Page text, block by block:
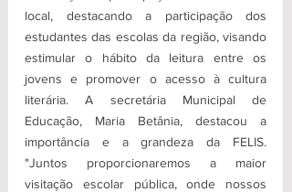
local, destacando a participação dos
estudantes das escolas da região, visando
estimular o hábito da leitura entre os
jovens e promover o acesso à cultura
literária. A secretária Municipal de
Educação, Maria Betânia, destacou a
importância e a grandeza da FELIS.
"Juntos proporcionaremos a maior
visitação escolar pública, onde nossos